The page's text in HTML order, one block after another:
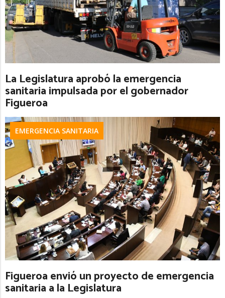
La Legislatura aprobó la emergencia
sanitaria impulsada por el gobernador
Figueroa
EMERGENCIA SANITARIA
Figueroa envió un proyecto de emergencia
sanitaria a la Legislatura